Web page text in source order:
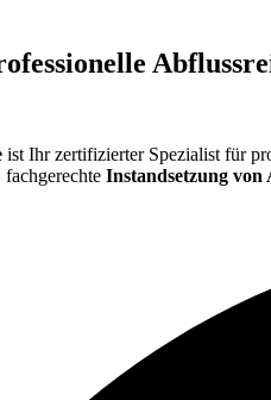
ist Ihr zertifizierter Spezialist für
fachgerechte Instandsetzung von